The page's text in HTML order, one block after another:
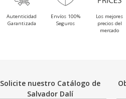
Autenticidad
Garantizada
Envíos 100%
Seguros
Los mejores
precios del
mercado
Solicite nuestro Catálogo de
Salvador Dalí